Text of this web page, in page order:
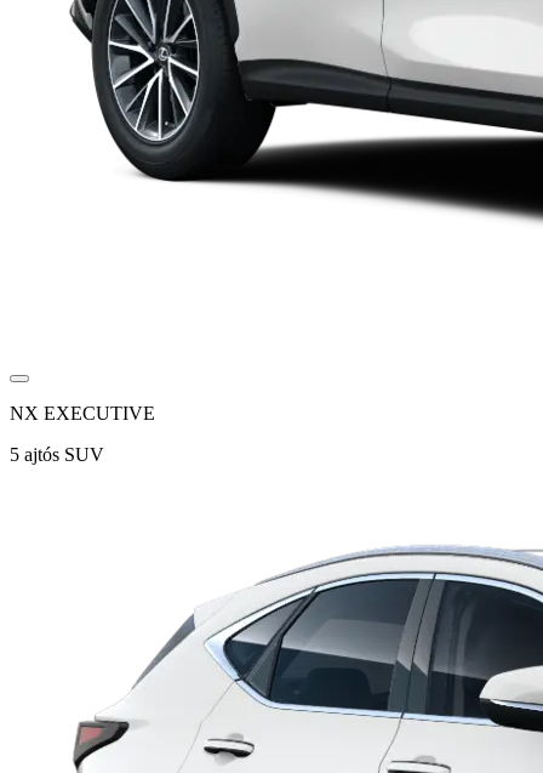
NX EXECUTIVE
5 ajtós SUV